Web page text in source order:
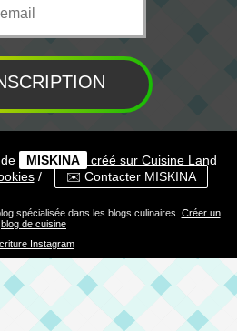
MISKINA créé sur CuisineLand
/ ✉️ Contacter MISKINA
spécialisée dans les blogs culinaires. Créer un
blog de cuisine
Instagram